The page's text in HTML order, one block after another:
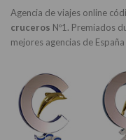
Agencia de viajes online
cruceros Nº1. Premiados
mejores agencias de